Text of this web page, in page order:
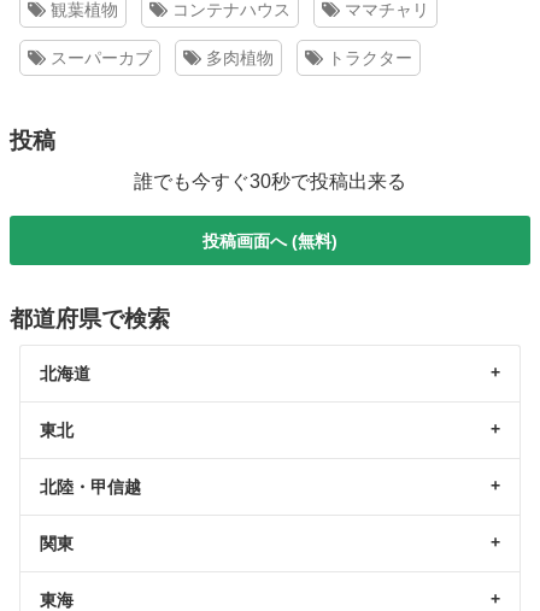
観葉植物 コンテナハウス ママチャリ
スーパーカブ 多肉植物 トラクター
投稿
誰でも今すぐ30秒で投稿出来る
投稿画面へ (無料)
都道府県で検索
北海道
東北
北陸・甲信越
関東
東海